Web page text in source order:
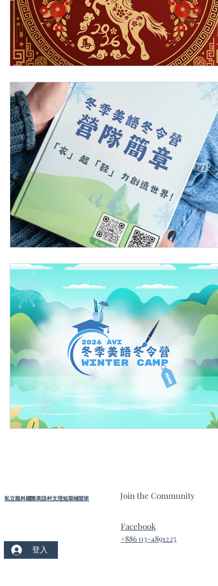
私立龍科國際美語村文理短期補習班
登入
Join the Community
Facebook
+886 03-4891225